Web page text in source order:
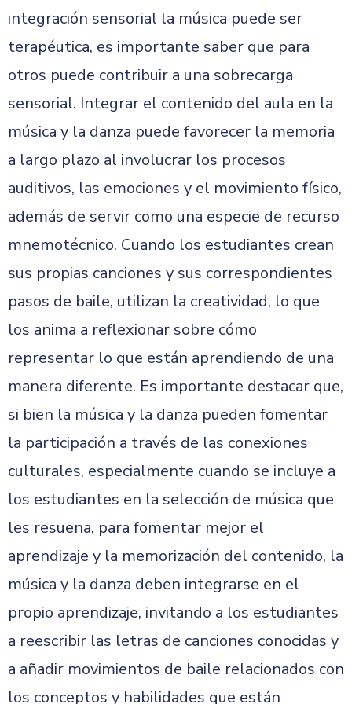
integración sensorial la música puede ser
terapéutica, es importante saber que para
otros puede contribuir a una sobrecarga
sensorial. Integrar el contenido del aula en la
música y la danza puede favorecer la memoria
a largo plazo al involucrar los procesos
auditivos, las emociones y el movimiento físico,
además de servir como una especie de recurso
mnemotécnico. Cuando los estudiantes crean
sus propias canciones y sus correspondientes
pasos de baile, utilizan la creatividad, lo que
los anima a reflexionar sobre cómo
representar lo que están aprendiendo de una
manera diferente. Es importante destacar que,
si bien la música y la danza pueden fomentar
la participación a través de las conexiones
culturales, especialmente cuando se incluye a
los estudiantes en la selección de música que
les resuena, para fomentar mejor el
aprendizaje y la memorización del contenido, la
música y la danza deben integrarse en el
propio aprendizaje, invitando a los estudiantes
a reescribir las letras de canciones conocidas y
a añadir movimientos de baile relacionados con
los conceptos y habilidades que están